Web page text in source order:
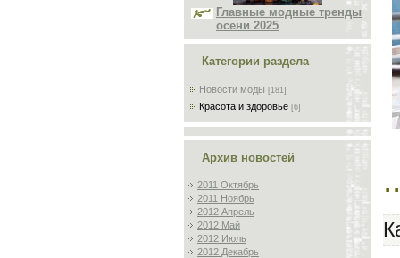
Главные модные тренды
осени 2025
Категории раздела
Новости моды [181]
Красота и здоровье [6]
Архив новостей
2011 Октябрь
2011 Ноябрь
2012 Апрель
2012 Май
2012 Июль
2012 Декабрь